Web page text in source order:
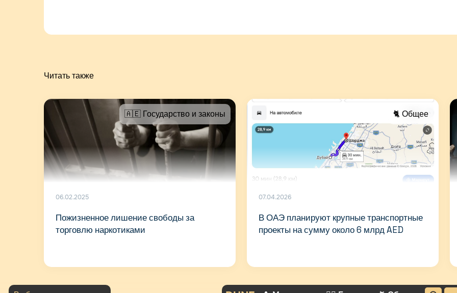
Читать также
🇦🇪 Государство и законы
06.02.2025
Пожизненное лишение свободы за
торговлю наркотиками
🐈 Общее
07.04.2026
В ОАЭ планируют крупные транспортные
проекты на сумму около 6 млрд AED